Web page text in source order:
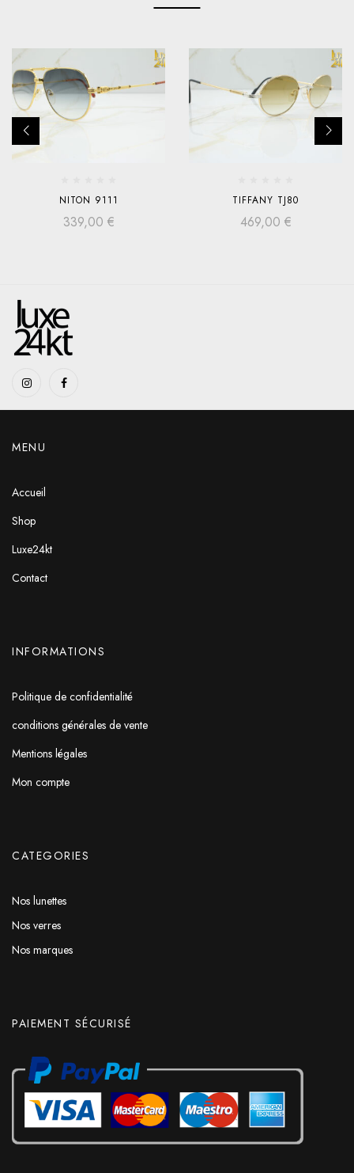
NITON 9111
339,00 €
TIFFANY TJ80
469,00 €
MENU
Accueil
Shop
Luxe24kt
Contact
INFORMATIONS
Politique de confidentialité
conditions générales de vente
Mentions légales
Mon compte
CATEGORIES
Nos lunettes
Nos verres
Nos marques
PAIEMENT SÉCURISÉ